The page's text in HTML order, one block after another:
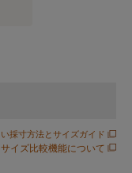
採寸方法とサイズガイド
サイズ比較機能について